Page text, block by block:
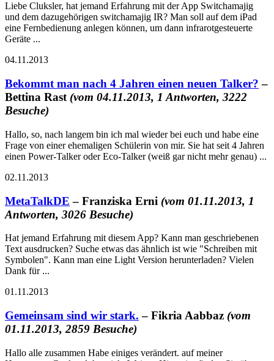
Liebe Cluksler, hat jemand Erfahrung mit der App Switchamajig
und dem dazugehörigen switchamajig IR? Man soll auf dem iPad
eine Fernbedienung anlegen können, um dann infrarotgesteuerte
Geräte ...
04.11.2013
Bekommt man nach 4 Jahren einen neuen Talker? –
Bettina Rast (vom 04.11.2013, 1 Antworten, 3222
Besuche)
Hallo, so, nach langem bin ich mal wieder bei euch und habe eine
Frage von einer ehemaligen Schülerin von mir. Sie hat seit 4 Jahren
einen Power-Talker oder Eco-Talker (weiß gar nicht mehr genau) ...
02.11.2013
MetaTalkDE – Franziska Erni (vom 01.11.2013, 1
Antworten, 3026 Besuche)
Hat jemand Erfahrung mit diesem App? Kann man geschriebenen
Text ausdrucken? Suche etwas das ähnlich ist wie "Schreiben mit
Symbolen". Kann man eine Light Version herunterladen? Vielen
Dank für ...
01.11.2013
Gemeinsam sind wir stark. – Fikria Aabbaz (vom
01.11.2013, 2859 Besuche)
Hallo alle zusammen Habe einiges verändert. auf meiner